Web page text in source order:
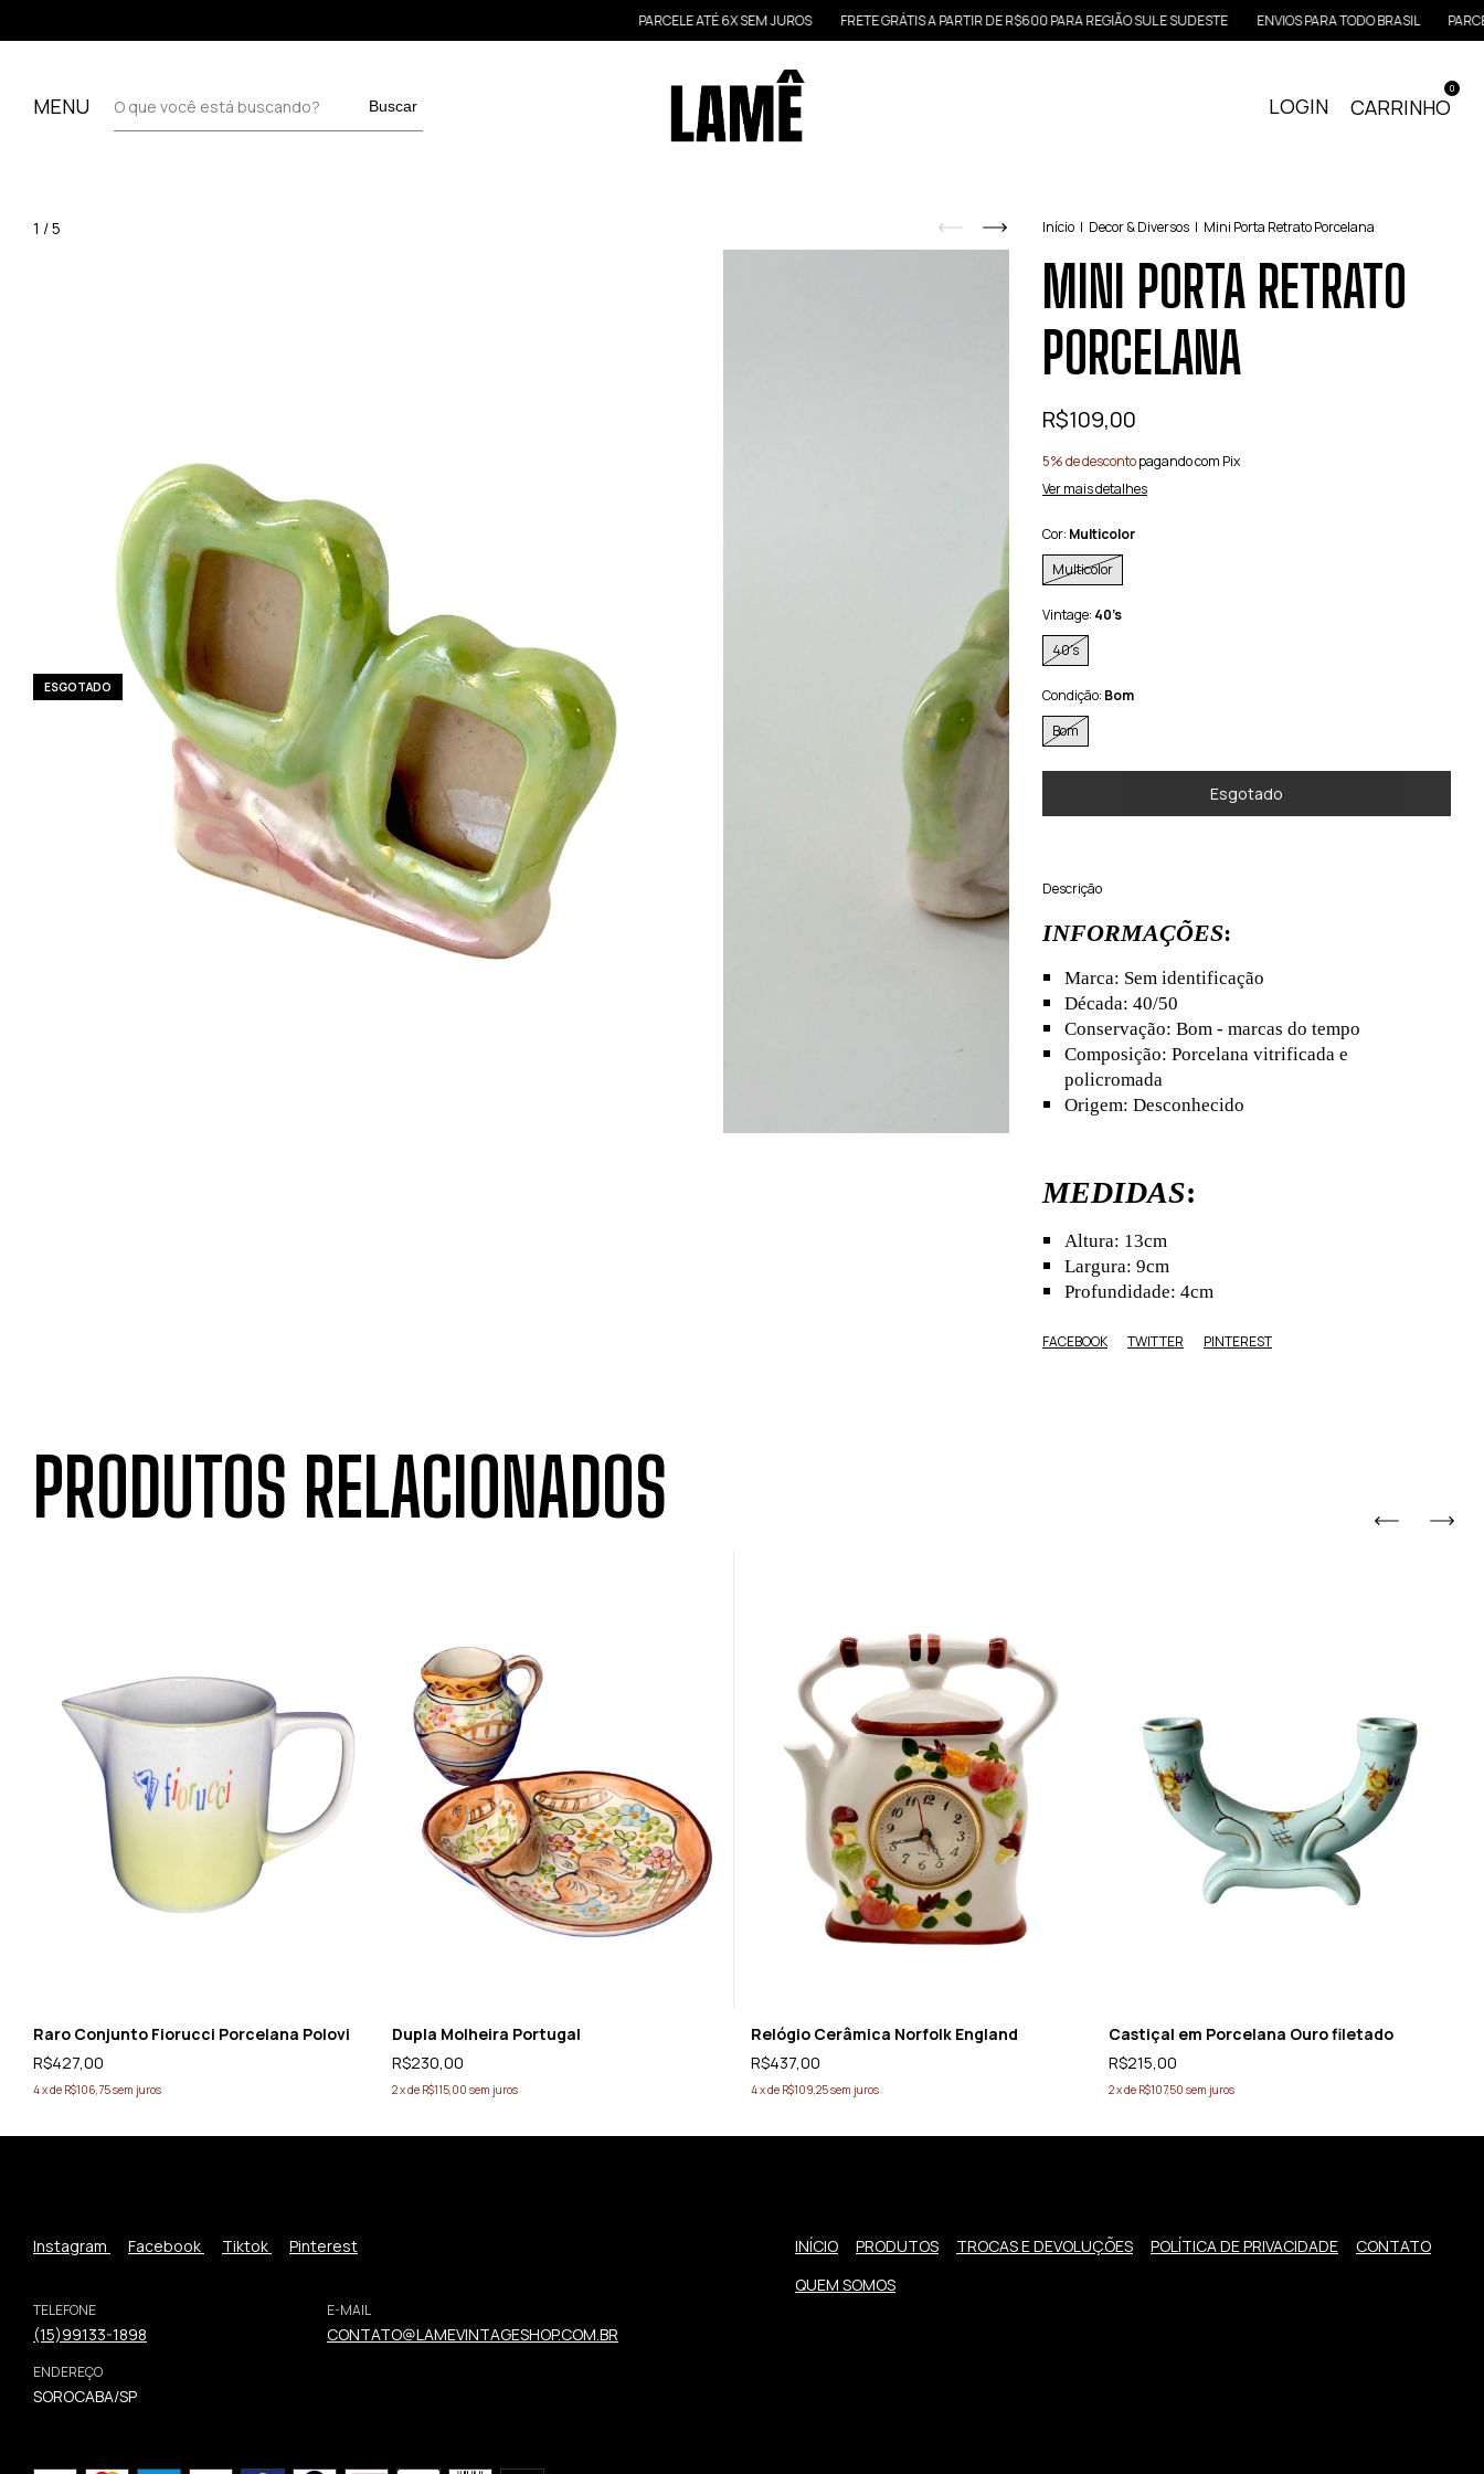
PARCELE ATÉ 6X SEM JUROS FRETE GRÁTIS A PARTIR DE R$600 PARA REGIÃO SUL E SUDESTE ENVIOS PARA TODO BRASIL PARCELE
MENU Buscar LOGIN CARRINHO
0
1 /5
ESGOTADO
Início | Decor & Diversos | Mini Porta Retrato Porcelana
MINI PORTA RETRATO
PORCELANA
R$109,00
5% de descontopagando com Pix
Ver mais detalhes
Cor: Multicolor
Multicolor
Vintage: 40’s
40’s
Condição: Bom
Bom
Descrição
INFORMAÇÕES:
Marca: Sem identificação
Década: 40/50
Conservação: Bom - marcas do tempo
Composição: Porcelana vitrificada e
policromada
Origem: Desconhecido
MEDIDAS:
Altura: 13cm
Largura: 9cm
Profundidade: 4cm
FACEBOOK TWITTER PINTEREST
PRODUTOS RELACIONADOS
Raro Conjunto Fiorucci Porcelana Polovi
R$427,00
4xde R$106,75sem juros
Dupla Molheira Portugal
R$230,00
2xde R$115,00 sem juros
Relógio Cerâmica Norfolk England
R$437,00
4xde R$109,25sem juros
Castiçal em Porcelana Ouro filetado
R$215,00
2xde R$107,50 sem juros
Instagram Facebook Tiktok Pinterest
TELEFONE
(15)99133-1898
E-MAIL
CONTATO@LAMEVINTAGESHOP.COM.BR
ENDEREÇO
SOROCABA/SP
INÍCIO PRODUTOS TROCAS E DEVOLUÇÕES POLÍTICA DE PRIVACIDADE
CONTATO
QUEM SOMOS